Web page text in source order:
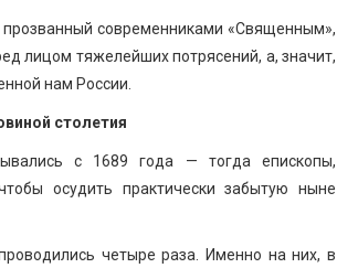
современниками «Священным»,
лицом тяжелейших потрясений, а, значит,
нам России.
столетия
с 1689 года — тогда епископы,
осудить практически забытую ныне
четыре раза. Именно на них, в